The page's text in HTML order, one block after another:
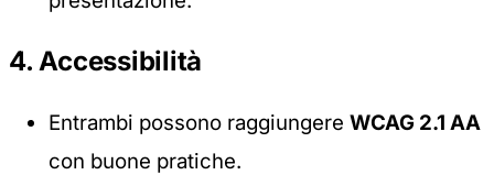
4. Accessibilità
Entrambi possono raggiungereWCAG 2.1 AA
con buone pratiche.